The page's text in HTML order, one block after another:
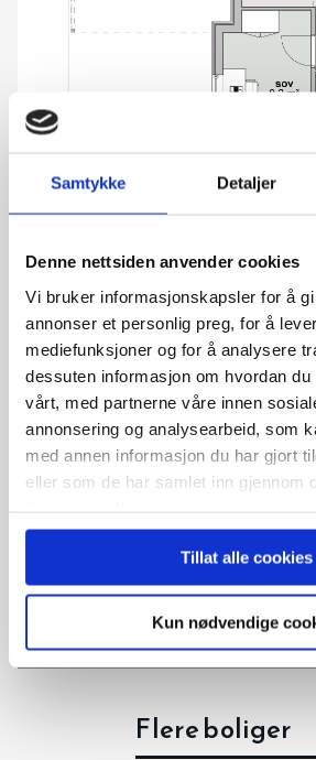
Samtykke Detaljer
Denne nettsiden anvender cookies
Vi bruker informasjonskapsler for å
annonser et personlig preg, for å
mediefunksjoner og for å analysere
dessuten informasjon om hvordan
vårt, med partnerne våre innen
annonsering og analysearbeid, som
med annen informasjon du har gjort
eller som de har samlet inn gjennom
Tillat alle cookies
Kun nødvendige
Askvegen 1C, 4480 Kvinesdal
Askvegen 1C, 4480 Kvinesdal
Stor bolig med soverom og bad
Flere boliger